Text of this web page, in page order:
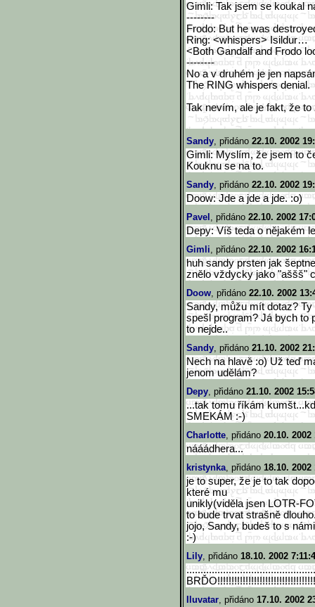
Gimli: Tak jsem se koukal
--------
Frodo: But he was
Ring: <whispers> Isildur…
<Both Gandalf and Frodo
--------
No a v druhém je jen
The RING whispers denial.
Tak nevím, ale je fakt, že
Sandy, přidáno 22.10. 2002
Gimli: Myslím, že jsem to
Kouknu se na to.
Sandy, přidáno 22.10. 2002
Doow: Jde a jde a jde. :o)
Pavel , přidáno 22.10. 2002
Depy: Víš teda o nějakém
Gimli, přidáno 22.10. 2002
huh sandy prsten jak
znělo vždycky jako "aššš"
Doow, přidáno 22.10. 2002
Sandy, můžu mít dotaz?
spešl program? Já bych to
to nejde..
Sandy, přidáno 21.10. 2002
Nech na hlavě :o) Už teď
jenom udělám?
Depy, přidáno 21.10. 2002
...tak tomu říkám
SMEKÁM :-)
Charlotte, přidáno 20.10. 2002
nááádhera...
kristynka, přidáno 18.10. 2002
je to super, že je to tak
které mu
unikly(viděla jsen LOTR-
to bude trvat strašně
jojo, Sandy, budeš to s
:-)
Lily, přidáno 18.10. 2002
..............................
BRĎO!!!!!!!!!!!!!!!!!!!!!!!!!!
Iluvatar, přidáno 17.10. 2002